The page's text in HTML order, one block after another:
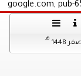
google.com, pub-
هـ